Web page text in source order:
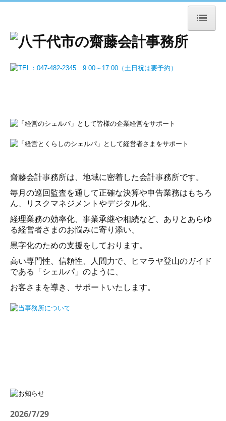
HOME
事務所紹介
ブログ
サービス内容
会社設立支援
税務顧問（法人）
税務調査対策
経営コンサルティング
相続
採用情報
職員インタビュー
齋藤会計事務所は、地域に密着した会計事務所です。
毎月の巡回監査を通して正確な決算や申告業務はもちろ
ん、リスクマネジメントやデジタル化、
経理業務の効率化、事業承継や相続など、ありとあらゆ
る経営者さまのお悩みに寄り添い、
黒字化のための支援をしております。
高い専門性、信頼性、人間力で、ヒマラヤ登山のガイド
である「シェルパ」のように、
お客さまを導き、サポートいたします。
2026/7/29